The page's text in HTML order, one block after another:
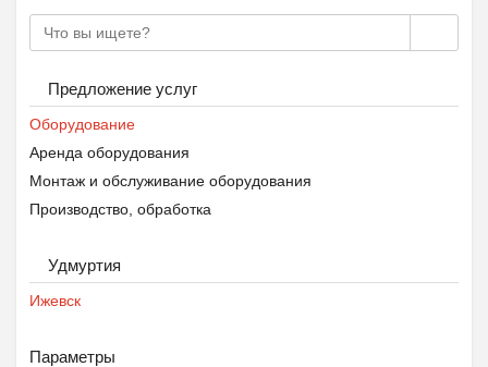
Предложение услуг
Оборудование
Аренда оборудования
Монтаж и обслуживание оборудования
Производство, обработка
Удмуртия
Ижевск
Параметры